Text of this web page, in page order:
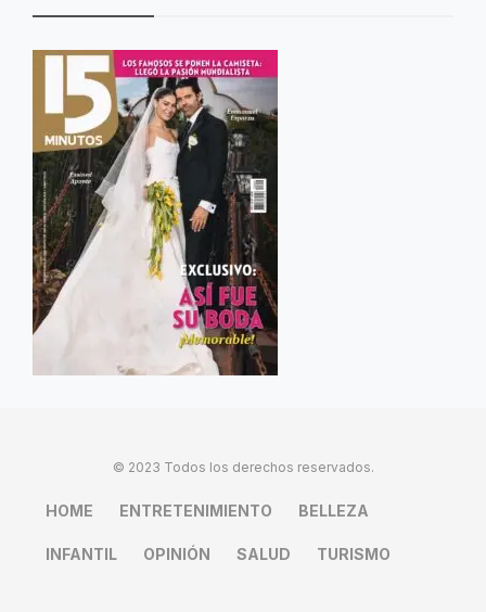
© 2023 Todos los derechos reservados.
HOME ENTRETENIMIENTO BELLEZA
INFANTIL OPINIÓN SALUD TURISMO